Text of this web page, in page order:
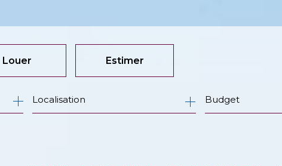
Louer
à l'année
Estimer
Budget